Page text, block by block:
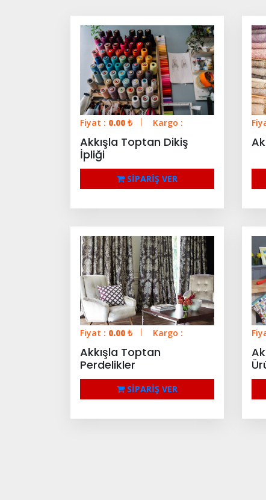
Fiyat : 0.00 ₺ Kargo :
Akkışla Toptan Dikiş
İpliği
SİPARİŞ VER
Fiyat : 0.00 ₺ Kargo :
Akkışla Toptan
Perdelikler
SİPARİŞ VER